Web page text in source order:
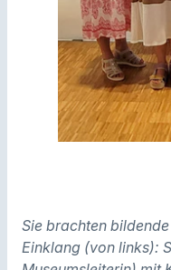
Sie brachten
Einklang (von links):